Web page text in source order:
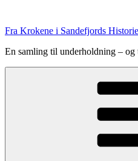
content
Fra Krokene i Sandefjords Historie
En samling til underholdning –